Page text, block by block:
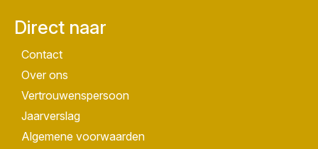
Direct naar
Contact
Over ons
Vertrouwenspersoon
Jaarverslag
Algemene voorwaarden